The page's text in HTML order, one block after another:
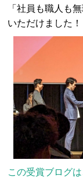
「社員も職人も
いただけました！
この受賞ブログ